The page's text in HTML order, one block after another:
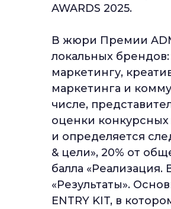
AWARDS 2025.
В жюри Премии
локальных
маркетингу,
маркетинга и
числе,
оценки конкурсных
и определяется
& цели», 20% от
балла
«Результаты».
ENTRY KIT, в